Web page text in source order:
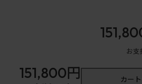
お支
151,800円
カー